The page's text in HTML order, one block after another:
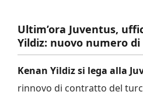
Ultim’ora Juventus,
Yildiz: nuovo numero
Kenan Yildiz si lega alla
rinnovo di contratto del